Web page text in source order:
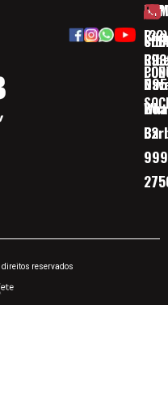
(32)
32
direitos reservados